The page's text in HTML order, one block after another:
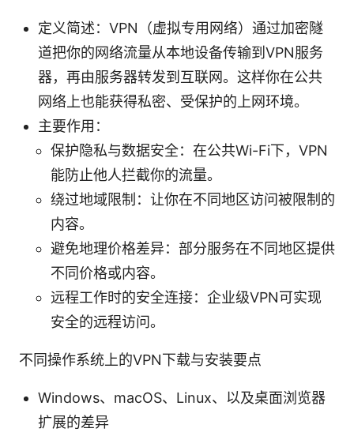
定义简述：VPN（虚拟专用网络）通过加密隧
道把你的网络流量从本地设备传输到VPN服务
器，再由服务器转发到互联网。这样你在公共
网络上也能获得私密、受保护的上网环境。
主要作用：
保护隐私与数据安全：在公共Wi-Fi下，VPN
能防止他人拦截你的流量。
绕过地域限制：让你在不同地区访问被限制的
内容。
避免地理价格差异：部分服务在不同地区提供
不同价格或内容。
远程工作时的安全连接：企业级VPN可实现
安全的远程访问。
不同操作系统上的VPN下载与安装要点
Windows、macOS、Linux、以及桌面浏览器
扩展的差异